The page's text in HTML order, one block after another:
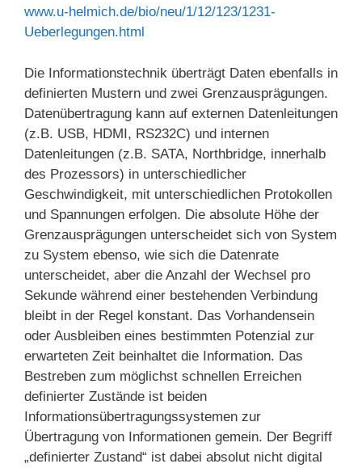
www.u-helmich.de/bio/neu/1/12/123/1231-
Ueberlegungen.html
Die Informationstechnik überträgt Daten ebenfalls in
definierten Mustern und zwei Grenzausprägungen.
Datenübertragung kann auf externen Datenleitungen
(z.B. USB, HDMI, RS232C) und internen
Datenleitungen (z.B. SATA, Northbridge, innerhalb
des Prozessors) in unterschiedlicher
Geschwindigkeit, mit unterschiedlichen Protokollen
und Spannungen erfolgen. Die absolute Höhe der
Grenzausprägungen unterscheidet sich von System
zu System ebenso, wie sich die Datenrate
unterscheidet, aber die Anzahl der Wechsel pro
Sekunde während einer bestehenden Verbindung
bleibt in der Regel konstant. Das Vorhandensein
oder Ausbleiben eines bestimmten Potenzial zur
erwarteten Zeit beinhaltet die Information. Das
Bestreben zum möglichst schnellen Erreichen
definierter Zustände ist beiden
Informationsübertragungssystemen zur
Übertragung von Informationen gemein. Der Begriff
„definierter Zustand“ ist dabei absolut nicht digital